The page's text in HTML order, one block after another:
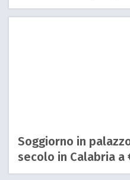
Soggiorno in
secolo in Calabria